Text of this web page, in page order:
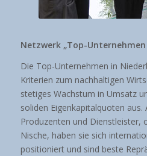
Netzwerk „Top-
Die Top-Unternehmen in
Kriterien zum nachhaltigen
stetiges Wachstum in Umsatz
soliden Eigenkapitalquoten aus.
Produzenten und Dienstleister,
Nische, haben sie sich
positioniert und sind beste